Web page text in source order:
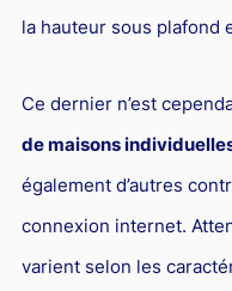
Concurrence déloyale
Restructuration
Droit et Fiscalité du
Transmission
la hauteur sous plafond
Ce dernier n’est
de maisons
également d’autres
connexion internet.
varient selon les